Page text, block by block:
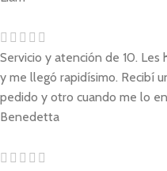
Servicio y atención de 10.
y me llegó rapidísimo. Recibí
pedido y otro cuando me lo
Benedetta